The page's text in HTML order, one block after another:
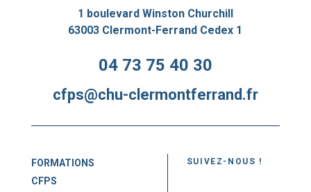
1 boulevard Winston Churchill
63003 Clermont-Ferrand Cedex 1
04 73 75 40 30
cfps@chu-clermontferrand.fr
FORMATIONS
CFPS
SUIVEZ-NOUS !